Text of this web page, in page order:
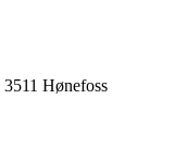
Hønefoss